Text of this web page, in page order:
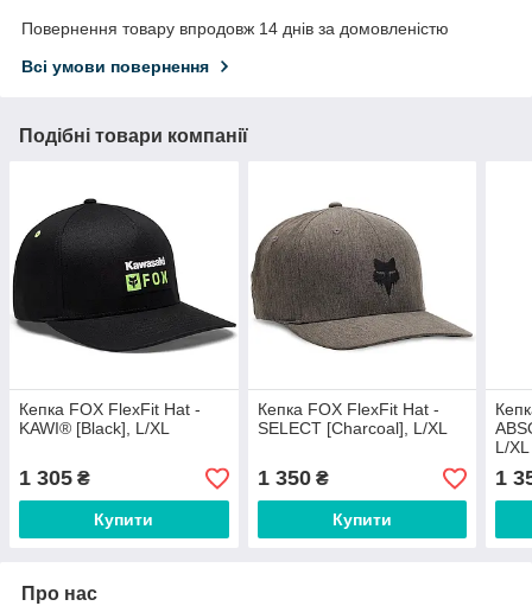
Повернення товару впродовж 14 днів за домовленістю
Всі умови повернення
Подібні товари компанії
Кепка FOX FlexFit Hat -
KAWI® [Black], L/XL
1 305 ₴
Купити
Кепка FOX FlexFit Hat -
SELECT [Charcoal], L/XL
1 350₴
Купити
L/XL
1
Про нас